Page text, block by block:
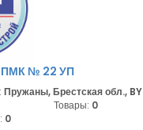
ПМК № 22 УП
Пружаны, Брестская обл., BY
Товары: 0
0